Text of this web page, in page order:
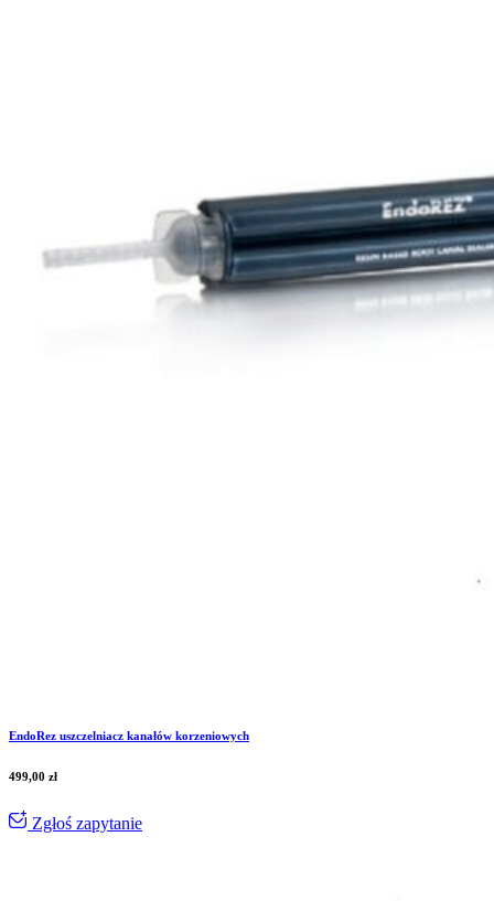
EndoRez uszczelniacz kanałów korzeniowych
499,00 zł
Zgłoś zapytanie